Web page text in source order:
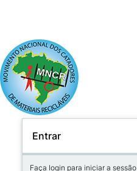
Entrar
Faça login para iniciar a sessão